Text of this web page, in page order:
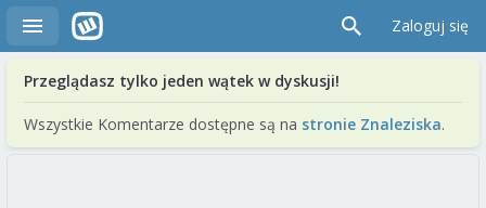
Zaloguj się
Przeglądasz tylko jeden wątek w dyskusji!
Wszystkie Komentarze dostępne są na stronie Znaleziska.